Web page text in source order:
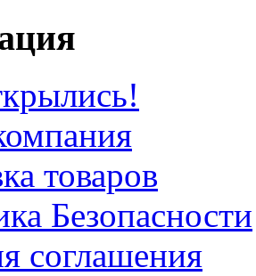
товаров
Безопасности
соглашения